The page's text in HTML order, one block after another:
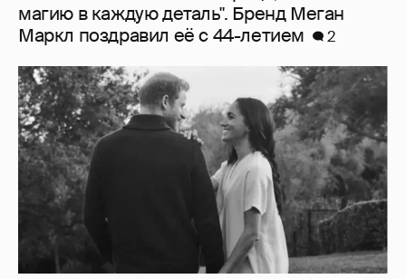
магию в каждую деталь". Бренд Меган
Маркл поздравил её с 44-летием
2